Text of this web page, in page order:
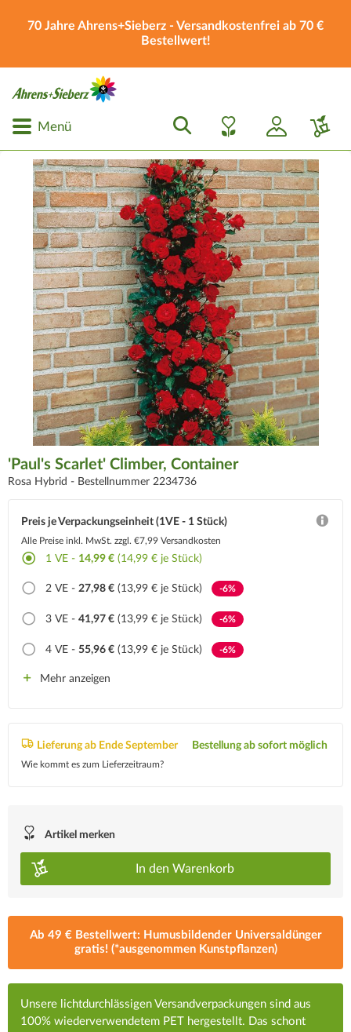
70 Jahre Ahrens+Sieberz - Versandkostenfrei ab 70 €
Bestellwert!
Menü
'Paul's Scarlet' Climber, Container
Rosa Hybrid - Bestellnummer 2234736
Preis je Verpackungseinheit (1VE - 1 Stück)
Alle Preise inkl. MwSt. zzgl. €7,99 Versandkosten
1 VE - 14,99 € (14,99 € je Stück)
2 VE - 27,98 € (13,99 € je Stück) -6%
3 VE - 41,97 € (13,99 € je Stück) -6%
4 VE - 55,96 € (13,99 € je Stück) -6%
Mehr anzeigen
Lieferung ab Ende September
Wie kommt es zum Lieferzeitraum?
Bestellung ab sofort möglich
Artikel merken
In den Warenkorb
Ab 49 € Bestellwert: Humusbildender Universaldünger
gratis! (*ausgenommen Kunstpflanzen)
Unsere lichtdurchlässigen Versandverpackungen sind aus
100% wiederverwendetem PET hergestellt. Das schont